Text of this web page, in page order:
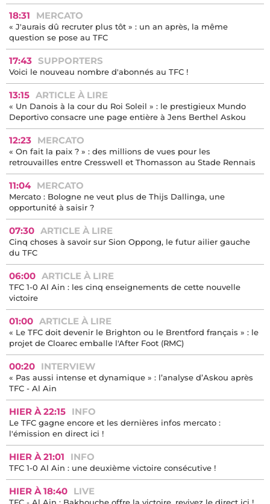
18:31 MERCATO
« J'aurais dû recruter plus tôt » : un an après, la même
question se pose au TFC
17:43 SUPPORTERS
Voici le nouveau nombre d'abonnés au TFC !
13:15 ARTICLE À LIRE
« Un Danois à la cour du Roi Soleil » : le prestigieux Mundo
Deportivo consacre une page entière à Jens Berthel Askou
12:23 MERCATO
« On fait la paix ? » : des millions de vues pour les
retrouvailles entre Cresswell et Thomasson au Stade Rennais
11:04 MERCATO
Mercato : Bologne ne veut plus de Thijs Dallinga, une
opportunité à saisir ?
07:30 ARTICLE À LIRE
Cinq choses à savoir sur Sion Oppong, le futur ailier gauche
du TFC
06:00 ARTICLE À LIRE
TFC 1-0 Al Ain : les cinq enseignements de cette nouvelle
victoire
01:00 ARTICLE À LIRE
« Le TFC doit devenir le Brighton ou le Brentford français » : le
projet de Cloarec emballe l'After Foot (RMC)
00:20 INTERVIEW
« Pas aussi intense et dynamique » : l’analyse d’Askou après
TFC - Al Ain
HIER À 22:15 INFO
Le TFC gagne encore et les dernières infos mercato :
l'émission en direct ici !
HIER À 21:01 INFO
TFC 1-0 Al Ain : une deuxième victoire consécutive !
HIER À 18:40 LIVE
TFC - Al Ain : Bakhouche offre la victoire, revivez le direct ici !